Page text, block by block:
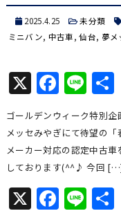
2025.4.25 未分類
ミニバン, 中古車,仙台, 夢メ
X Line共
ゴールデンウィーク特別
メッセみやぎにて待望の
メーカー対応の認定中古
しております(^^♪ 今回
X Line共